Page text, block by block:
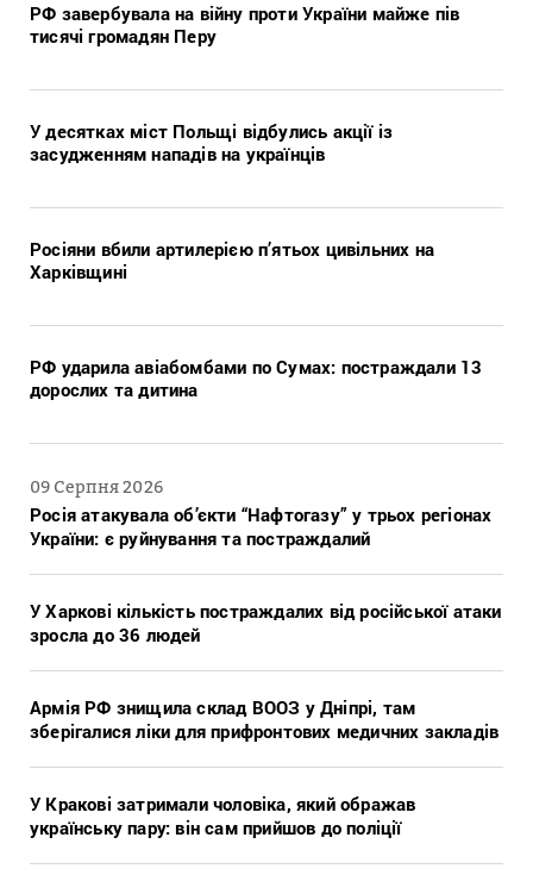
РФ завербувала на війну проти України майже пів
тисячі громадян Перу
У десятках міст Польщі відбулись акції із
засудженням нападів на українців
Росіяни вбили артилерією п’ятьох цивільних на
Харківщині
РФ ударила авіабомбами по Сумах: постраждали 13
дорослих та дитина
09 Серпня 2026
Росія атакувала об’єкти “Нафтогазу” у трьох регіонах
України: є руйнування та постраждалий
У Харкові кількість постраждалих від російської атаки
зросла до 36 людей
Армія РФ знищила склад ВООЗ у Дніпрі, там
зберігалися ліки для прифронтових медичних закладів
У Кракові затримали чоловіка, який ображав
українську пару: він сам прийшов до поліції